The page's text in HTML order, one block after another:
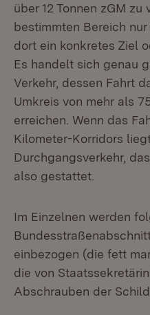
über 12 Tonnen zGM
bestimmten Bereich
dort ein konkretes Ziel
Es handelt sich genau
Verkehr, dessen Fahrt
Umkreis von mehr als
erreichen. Wenn das
Kilometer-Korridors
Durchgangsverkehr,
also gestattet.
Im Einzelnen werden
einbezogen (die fett
die von
Abschrauben der